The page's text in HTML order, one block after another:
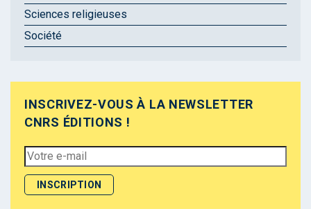
Sciences religieuses
Société
INSCRIVEZ-VOUS À LA NEWSLETTER
CNRS ÉDITIONS !